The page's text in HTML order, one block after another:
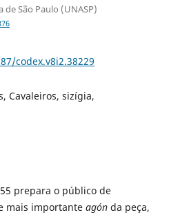
São Paulo (UNASP)
codex.v8i2.38229
Cavaleiros, sizígia,
prepara o público de
mais importante agónda peça,